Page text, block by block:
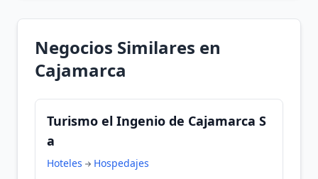
Negocios Similares en
Cajamarca
Turismo el Ingenio de Cajamarca S
a
Hoteles Hospedajes